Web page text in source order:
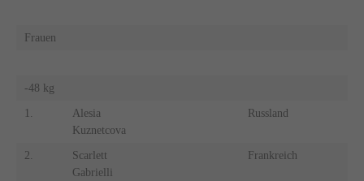
Frauen
-48 kg
1.
Alesia
Kuznetcova
Russland
2.
Scarlett
Gabrielli
Frankreich